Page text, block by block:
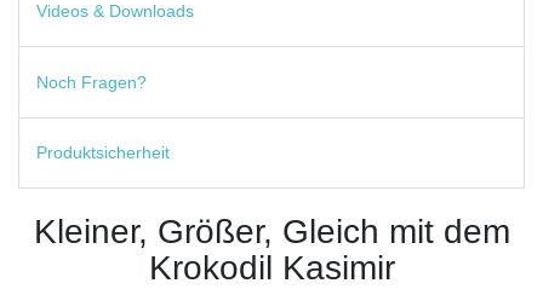
Videos & Downloads
Noch Fragen?
Produktsicherheit
Kleiner, Größer, Gleich mit dem
Krokodil Kasimir